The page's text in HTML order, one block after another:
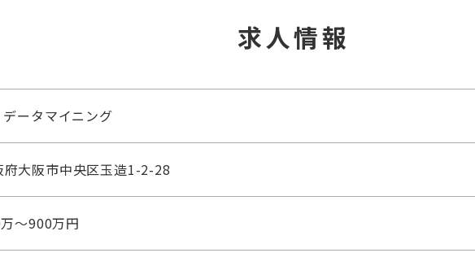
求人情報
ータマイニング
府大阪市中央区玉造1-2-28
～900万円